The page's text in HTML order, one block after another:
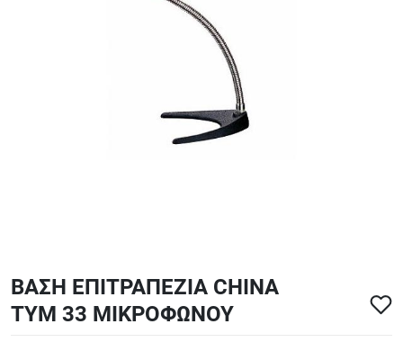
ΒΑΣΗ ΕΠΙΤΡΑΠΕΖΙΑ CHINA
TYM 33 ΜΙΚΡΟΦΩΝΟΥ
ΑΞΕΣΟΥΑΡ - ΑΝΤΑΛΛΑΚΤΙΚΑ ΚΙΘΑΡΑΣ ΜΠΑΣΟΥ